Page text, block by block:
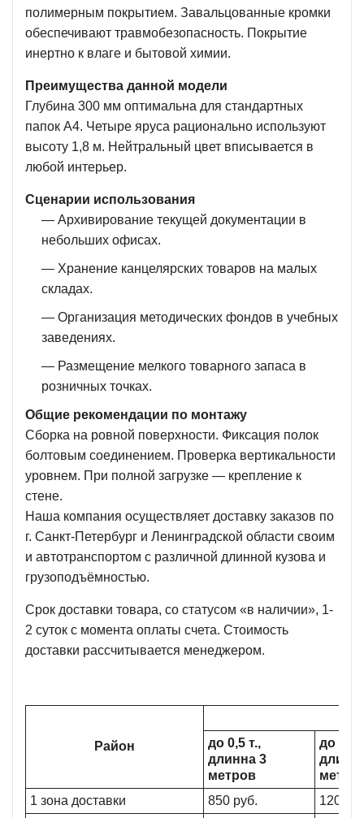
полимерным покрытием. Завальцованные кромки
обеспечивают травмобезопасность. Покрытие
инертно к влаге и бытовой химии.
Преимущества данной модели
Глубина 300 мм оптимальна для стандартных
папок А4. Четыре яруса рационально используют
высоту 1,8 м. Нейтральный цвет вписывается в
любой интерьер.
Сценарии использования
— Архивирование текущей документации в
небольших офисах.
— Хранение канцелярских товаров на малых
складах.
— Организация методических фондов в учебных
заведениях.
— Размещение мелкого товарного запаса в
розничных точках.
Общие рекомендации по монтажу
Сборка на ровной поверхности. Фиксация полок
болтовым соединением. Проверка вертикальности
уровнем. При полной загрузке — крепление к
стене.
Наша компания осуществляет доставку заказов по
г. Санкт-Петербург и Ленинградской области своим
и автотранспортом с различной длинной кузова и
грузоподъёмностью.
Срок доставки товара, со статусом «в наличии», 1-
2 суток с момента оплаты счета. Стоимость
доставки рассчитывается менеджером.
Район
до 0,5 т.,
длинна 3
метров
до 1,5
1 зона доставки
850 руб. 1200